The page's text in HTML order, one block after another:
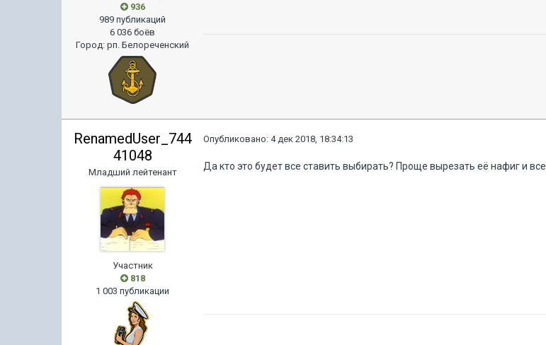
936
989 публикаций
6 036 боёв
Город:рп. Белореченский
RenamedUser_744
41048
Младший лейтенант
Участник
818
1 003 публикации
Опубликовано:4 дек 2018, 18:34:13
Да кто это будет все ставить выбирать? Проще вырезать её нафиг и все.